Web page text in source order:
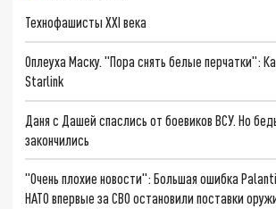
Технофашисты XXI века
Оплеуха Маску. "Пора снять белые перчатки":
Starlink
Даня с Дашей спаслись от боевиков ВСУ. Но
закончились
"Очень плохие новости": Большая ошибка
НАТО впервые за СВО остановили поставки